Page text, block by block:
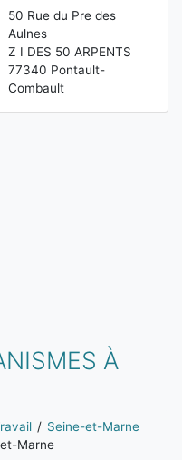
50 Rue du Pre des
Aulnes
Z I DES 50 ARPENTS
77340 Pontault-
Combault
À
Seine-et-Marne
Marne